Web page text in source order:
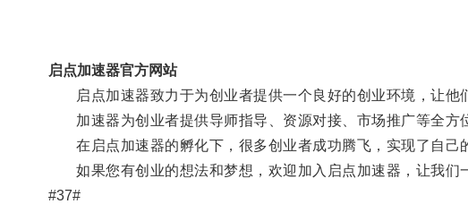
启点加速器官方网站
启点加速器致力于为创业者提供一个良好的创业环境，让他
加速器为创业者提供导师指导、资源对接、市场推广等全方
在启点加速器的孵化下，很多创业者成功腾飞，实现了自己
如果您有创业的想法和梦想，欢迎加入启点加速器，让我们
#37#